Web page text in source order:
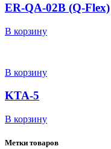
ER-QA-02B (Q-Flex)
В корзину
В корзину
KTA-5
В корзину
Метки товаров